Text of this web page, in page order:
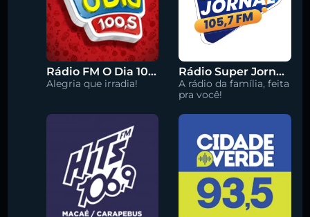
Rádio FM O Dia 100.5
Alegria que irradia!
Rádio Super Jornal 105.7 FM
A rádio da família, feita
pra você!